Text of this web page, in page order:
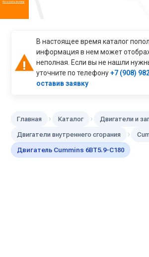
Оставить заявку
В настоящее время каталог
информация в нем может
неполная. Если вы не нашли
уточните по телефону+7 (908)
оставив заявку
Главная › Каталог › Двигатели и
Двигатели внутреннего сгорания ›
Двигатель Cummins 6BT5.9-C180